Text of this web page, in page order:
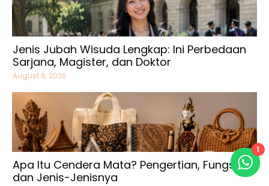
Jenis Jubah Wisuda Lengkap: Ini Perbedaan
Sarjana, Magister, dan Doktor
August 6, 2026
Apa Itu Cendera Mata? Pengertian, Fungsi,
dan Jenis-Jenisnya
1